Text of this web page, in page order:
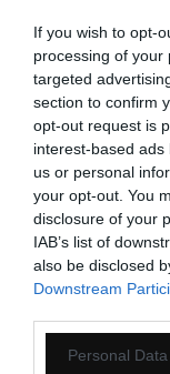
If you wish to opt-
processing of your
targeted
section to confirm
opt-out request is
interest-based
us or personal
your opt-out. You
disclosure of your
IAB’s list of
also be disclosed
Downstream
Personal
Komentuj Dodaj do